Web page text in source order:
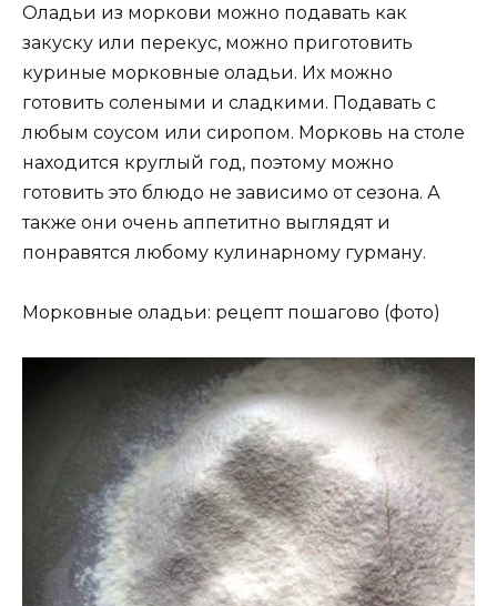
Оладьи из моркови можно подавать как
закуску или перекус, можно приготовить
куриные морковные оладьи. Их можно
готовить солеными и сладкими. Подавать с
любым соусом или сиропом. Морковь на столе
находится круглый год, поэтому можно
готовить это блюдо не зависимо от сезона. А
также они очень аппетитно выглядят и
понравятся любому кулинарному гурману.
Морковные оладьи: рецепт пошагово (фото)